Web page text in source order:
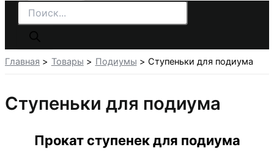
Поиск
товаров
Главная Товары Подиумы Ступеньки для подиума
Ступеньки для подиума
Прокат ступенек для подиума